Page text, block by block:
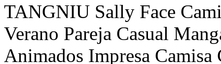
TANGNIU Sally Face
Verano Pareja Casual
Animados Impresa Camisa